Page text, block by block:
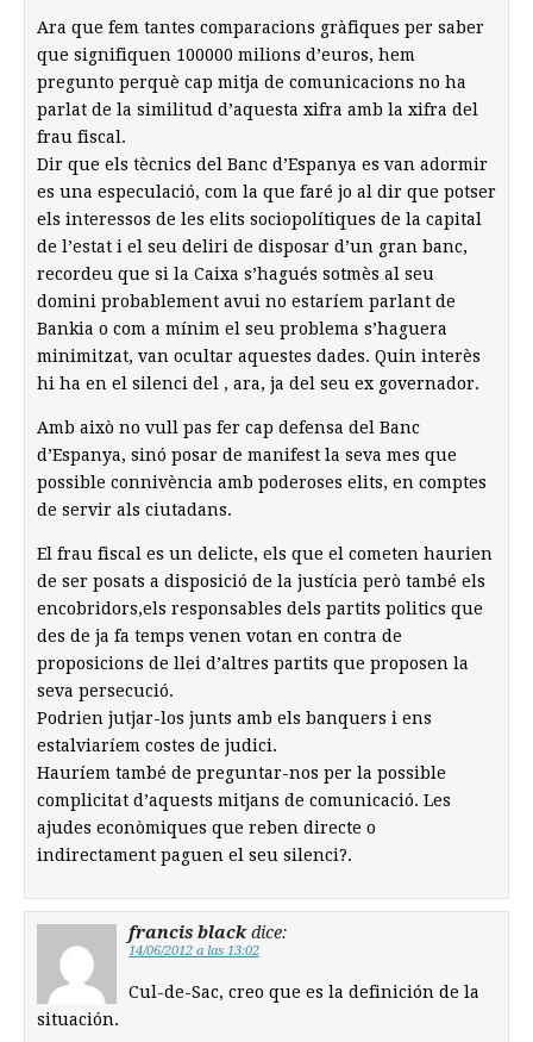
Ara que fem tantes comparacions gràfiques per saber
que signifiquen 100000 milions d’euros, hem
pregunto perquè cap mitja de comunicacions no ha
parlat de la similitud d’aquesta xifra amb la xifra del
frau fiscal.
Dir que els tècnics del Banc d’Espanya es van adormir
es una especulació, com la que faré jo al dir que potser
els interessos de les elits sociopolítiques de la capital
de l’estat i el seu deliri de disposar d’un gran banc,
recordeu que si la Caixa s’hagués sotmès al seu
domini probablement avui no estaríem parlant de
Bankia o com a mínim el seu problema s’haguera
minimitzat, van ocultar aquestes dades. Quin interès
hi ha en el silenci del , ara, ja del seu ex governador.
Amb això no vull pas fer cap defensa del Banc
d’Espanya, sinó posar de manifest la seva mes que
possible connivència amb poderoses elits, en comptes
de servir als ciutadans.
El frau fiscal es un delicte, els que el cometen haurien
de ser posats a disposició de la justícia però també els
encobridors,els responsables dels partits politics que
des de ja fa temps venen votan en contra de
proposicions de llei d’altres partits que proposen la
seva persecució.
Podrien jutjar-los junts amb els banquers i ens
estalviaríem costes de judici.
Hauríem també de preguntar-nos per la possible
complicitat d’aquests mitjans de comunicació. Les
ajudes econòmiques que reben directe o
indirectament paguen el seu silenci?.
francis black dice:
14/06/2012 a las 13:02
Cul-de-Sac, creo que es la definición de la
situación.